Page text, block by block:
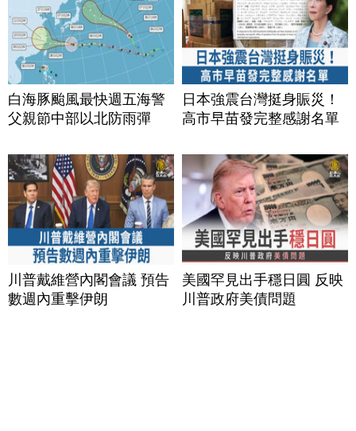
白海豚颱風最快週五海警
父親節中部以北防雨彈
日本強震台灣挺身賑災！
高市早苗發完整感謝名單
川普戴維營內閣會議 預告
數週內重擊伊朗
美國罕見出手穩日圓 反映
川普政府美債問題